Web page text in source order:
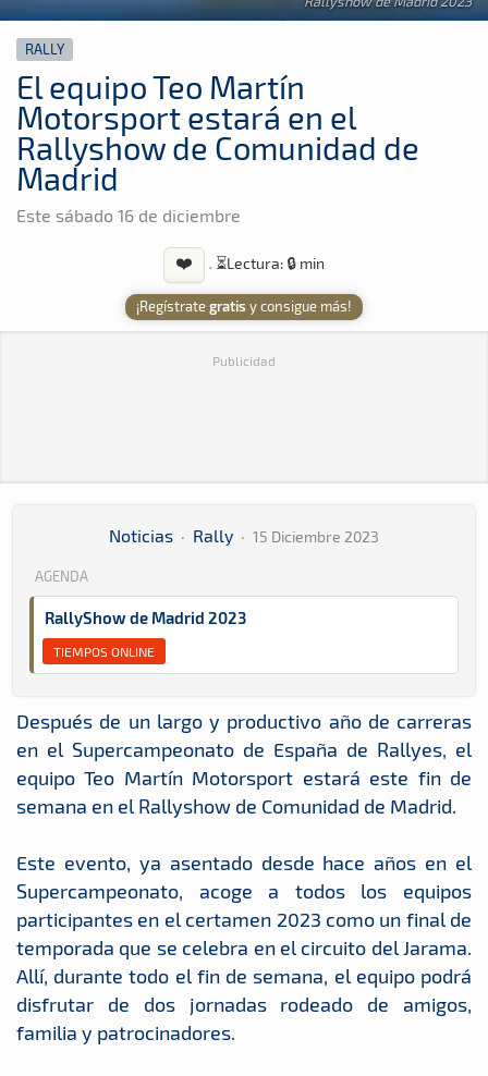
RALLY
El equipo Teo Martín
Motorsport estará en el
Rallyshow de Comunidad de
Madrid
Este sábado 16 de diciembre
❤️ · ⏳Lectura: 🔒 min
¡Regístrategratis y consigue más!
Publicidad
Noticias · Rally · 15 Diciembre 2023
AGENDA
RallyShow de Madrid 2023
TIEMPOS ONLINE
Después de un largo y productivo año de carreras
en el Supercampeonato de España de Rallyes, el
equipo Teo Martín Motorsport estará este fin de
semana en el Rallyshow de Comunidad de Madrid.
Este evento, ya asentado desde hace años en el
Supercampeonato, acoge a todos los equipos
participantes en el certamen 2023 como un final de
temporada que se celebra en el circuito del Jarama.
Allí, durante todo el fin de semana, el equipo podrá
disfrutar de dos jornadas rodeado de amigos,
familia y patrocinadores.